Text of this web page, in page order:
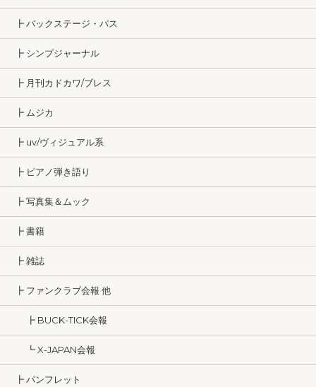
┣ バックステージ・パス
┣ シンプジャーナル
┣ 月刊カドカワ/ブレス
┣ ムジカ
┣ uv/ヴィジュアル系
┣ ピアノ弾き語り
┣ 写真集＆ムック
┣ 書籍
┣ 雑誌
┣ ファンクラブ会報 他
┣ BUCK-TICK会報
┗ X-JAPAN会報
┣ パンフレット